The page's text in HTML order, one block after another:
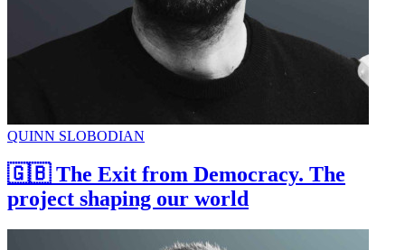
QUINN SLOBODIAN
🇬🇧 The Exit from Democracy. The
project shaping our world